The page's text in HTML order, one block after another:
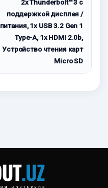
2x Thunderbolt™ 3 с
поддержкой дисплея /
питания, 1x USB 3.2 Gen 1
Type-A, 1x HDMI 2.0b,
Устройство чтения карт
Micro SD